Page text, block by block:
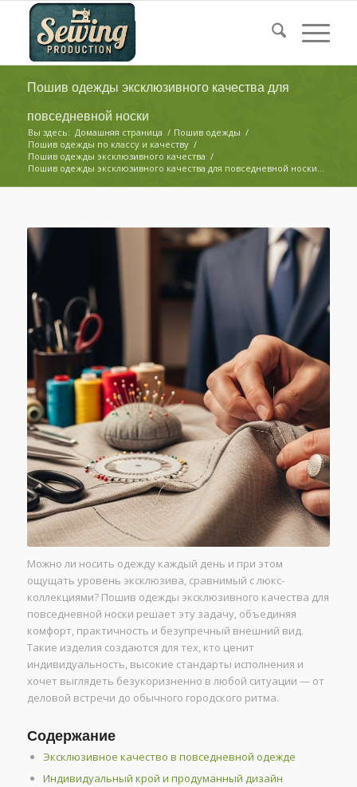
Пошив одежды эксклюзивного качества для
повседневной носки
Вы здесь: Домашняя страница / Пошив одежды /
Пошив одежды по классу и качеству /
Пошив одежды эксклюзивного качества /
Пошив одежды эксклюзивного качества для повседневной носки...
Можно ли носить одежду каждый день и при этом
ощущать уровень эксклюзива, сравнимый с люкс-
коллекциями? Пошив одежды эксклюзивного качества для
повседневной носки решает эту задачу, объединяя
комфорт, практичность и безупречный внешний вид.
Такие изделия создаются для тех, кто ценит
индивидуальность, высокие стандарты исполнения и
хочет выглядеть безукоризненно в любой ситуации — от
деловой встречи до обычного городского ритма.
Содержание
Эксклюзивное качество в повседневной одежде
Индивидуальный крой и продуманный дизайн